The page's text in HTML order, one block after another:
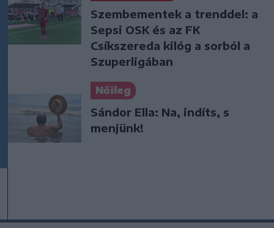
Szembementek a trenddel: a
Sepsi OSK és az FK
Csíkszereda kilóg a sorból a
Szuperligában
Nőileg
Sándor Ella: Na, indíts, s
menjünk!